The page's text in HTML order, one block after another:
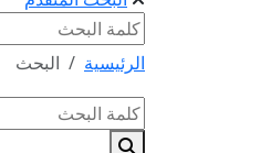
الرئيسية البحث